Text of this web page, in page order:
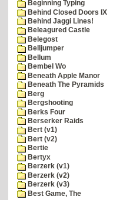
Beginning Typing
Behind Closed Doors IX
Behind Jaggi Lines!
Beleagured Castle
Belegost
Belljumper
Bellum
Bembel Wo
Beneath Apple Manor
Beneath The Pyramids
Berg
Bergshooting
Berks Four
Berserker Raids
Bert (v1)
Bert (v2)
Bertie
Bertyx
Berzerk (v1)
Berzerk (v2)
Berzerk (v3)
Best Game, The